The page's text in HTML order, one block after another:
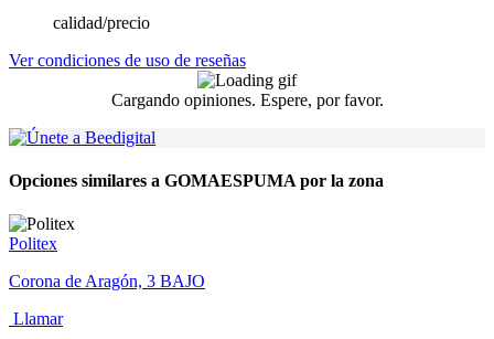
calidad/precio
Ver condiciones de uso de reseñas
Cargando opiniones. Espere, por favor.
Opciones similares a GOMAESPUMA por la zona
Politex
Corona de Aragón, 3 BAJO
Llamar